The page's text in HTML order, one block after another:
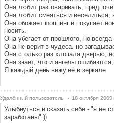
Она любит разговаривать,
Она любит смеяться и веселиться,
Она обожает шоппинг и покупает
носить.
Она убегает от прошлого, но
Она не верит в чудеса, но
Она столько раз хлопала дверью,
Она знает, что и ангелы ошибаются,
Я каждый день вижу её в зеркале
Удалённый пользователь 18 октября 2009
Улыбнуться и сказать себе - "я не
заработаны":))